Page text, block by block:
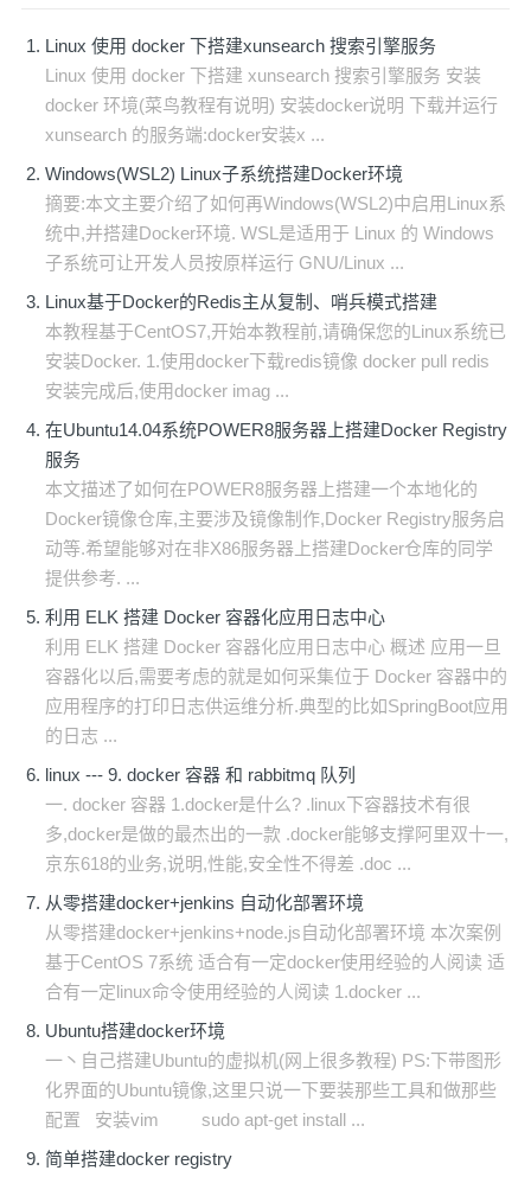
Linux 使用 docker 下搭建xunsearch 搜索引擎服务
Linux 使用 docker 下搭建 xunsearch 搜索引擎服务 安装
docker 环境(菜鸟教程有说明) 安装docker说明 下载并运行
xunsearch 的服务端:docker安装x ...
Windows(WSL2) Linux子系统搭建Docker环境
摘要:本文主要介绍了如何再Windows(WSL2)中启用Linux系
统中,并搭建Docker环境. WSL是适用于 Linux 的 Windows
子系统可让开发人员按原样运行 GNU/Linux ...
Linux基于Docker的Redis主从复制、哨兵模式搭建
本教程基于CentOS7,开始本教程前,请确保您的Linux系统已
安装Docker. 1.使用docker下载redis镜像 docker pull redis
安装完成后,使用docker imag ...
在Ubuntu14.04系统POWER8服务器上搭建Docker Registry
服务
本文描述了如何在POWER8服务器上搭建一个本地化的
Docker镜像仓库,主要涉及镜像制作,Docker Registry服务启
动等.希望能够对在非X86服务器上搭建Docker仓库的同学
提供参考. ...
利用 ELK 搭建 Docker 容器化应用日志中心
利用 ELK 搭建 Docker 容器化应用日志中心 概述 应用一旦
容器化以后,需要考虑的就是如何采集位于 Docker 容器中的
应用程序的打印日志供运维分析.典型的比如SpringBoot应用
的日志 ...
linux --- 9. docker 容器 和 rabbitmq 队列
一. docker 容器 1.docker是什么? .linux下容器技术有很
多,docker是做的最杰出的一款 .docker能够支撑阿里双十一,
京东618的业务,说明,性能,安全性不得差 .doc ...
从零搭建docker+jenkins 自动化部署环境
从零搭建docker+jenkins+node.js自动化部署环境 本次案例
基于CentOS 7系统 适合有一定docker使用经验的人阅读 适
合有一定linux命令使用经验的人阅读 1.docker ...
Ubuntu搭建docker环境
一丶自己搭建Ubuntu的虚拟机(网上很多教程) PS:下带图形
化界面的Ubuntu镜像,这里只说一下要装那些工具和做那些
配置 安装vim sudo apt-get install ...
简单搭建docker registry